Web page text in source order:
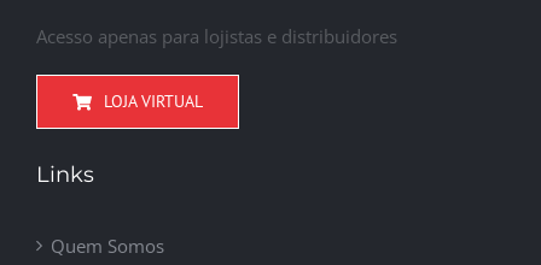
Acesso apenas para lojistas e distribuidores
LOJA VIRTUAL
Links
Quem Somos